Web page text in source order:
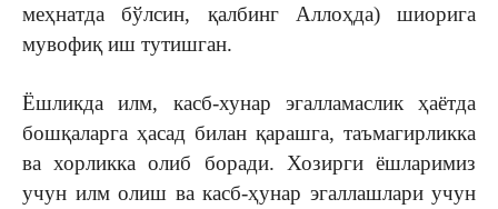
меҳнатда бўлсин, қалбинг Аллоҳда) шиорига
мувофиқ иш тутишган.
Ёшликда илм, касб-хунар эгалламаслик ҳаётда
бошқаларга ҳасад билан қарашга, таъмагирликка
ва хорликка олиб боради. Хозирги ёшларимиз
учун илм олиш ва касб-ҳунар эгаллашлари учун